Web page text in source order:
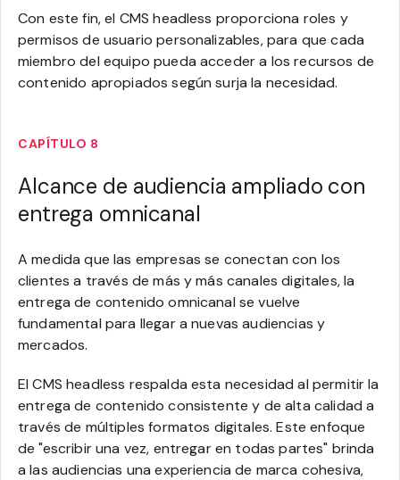
Con este fin, el CMS headless proporciona roles y
permisos de usuario personalizables, para que cada
miembro del equipo pueda acceder a los recursos de
contenido apropiados según surja la necesidad.
CAPÍTULO 8
Alcance de audiencia ampliado con
entrega omnicanal
A medida que las empresas se conectan con los
clientes a través de más y más canales digitales, la
entrega de contenido omnicanal se vuelve
fundamental para llegar a nuevas audiencias y
mercados.
El CMS headless respalda esta necesidad al permitir la
entrega de contenido consistente y de alta calidad a
través de múltiples formatos digitales. Este enfoque
de "escribir una vez, entregar en todas partes" brinda
a las audiencias una experiencia de marca cohesiva,